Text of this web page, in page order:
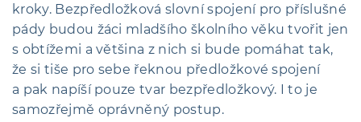
kroky. Bezpředložková slovní spojení pro příslušné
pády budou žáci mladšího školního věku tvořit jen
s obtížemi a většina z nich si bude pomáhat tak,
že si tiše pro sebe řeknou předložkové spojení
a pak napíší pouze tvar bezpředložkový. I to je
samozřejmě oprávněný postup.